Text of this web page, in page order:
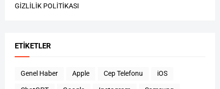
GİZLİLİK POLİTİKASI
ETIKETLER
Genel Haber Apple Cep Telefonu iOS